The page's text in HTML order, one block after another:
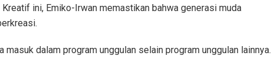
ini, Emiko-Irwan memastikan bahwa generasi muda
masuk dalam program unggulan selain program unggulan lainnya.